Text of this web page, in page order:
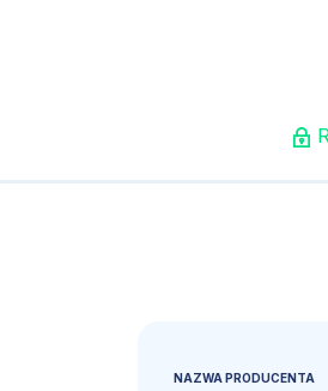
NAZWA PRODUCENTA